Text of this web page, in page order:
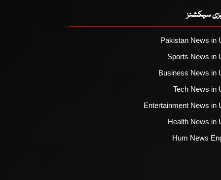
سیکشنز
Pakistan News in
Sports News in
Business News in
Tech News in
Entertainment News in
Health News in
Hum News